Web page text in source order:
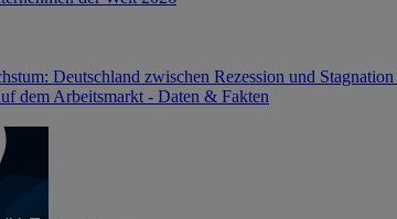
Deutschland zwischen Rezession und
dem Arbeitsmarkt - Daten & Fakten